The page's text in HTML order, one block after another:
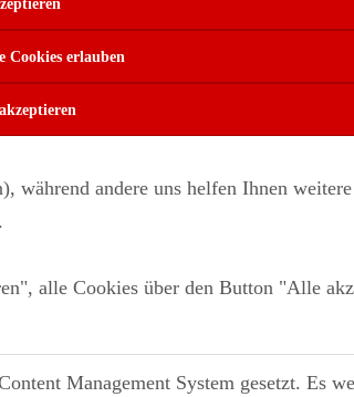
andere uns helfen Ihnen
alle Cookies über den Button "Alle
Management System gesetzt. Es